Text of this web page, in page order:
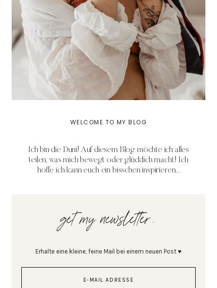
WELCOME TO MY BLOG
Ich bin die Duni! Auf diesem Blog möchte ich alles
teilen, was mich bewegt oder glücklich macht! Ich
hoffe ich kann euch ein bisschen inspirieren...
get my newsletter.
Erhalte eine kleine, feine Mail bei einem neuen Post ♥